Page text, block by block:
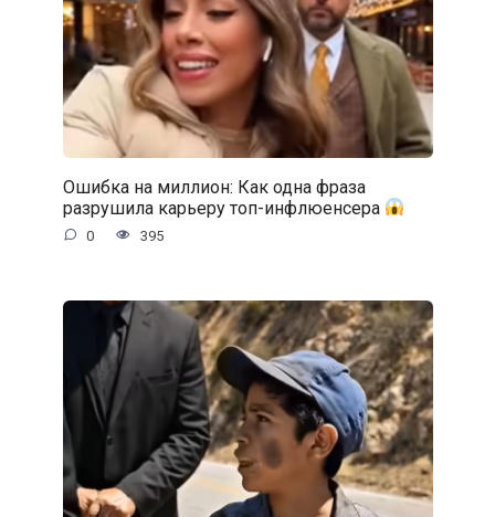
Ошибка на миллион: Как одна фраза
разрушила карьеру топ-инфлюенсера
0 395